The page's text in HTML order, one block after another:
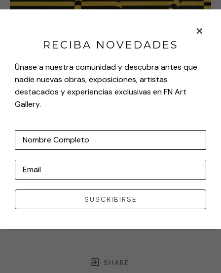
SHARE
RECIBA NOVEDADES
Únase a nuestra comunidad y descubra antes que
nadie nuevas obras, exposiciones, artistas
destacados y experiencias exclusivas en FN Art
Gallery.
Nombre Completo
Email
SUSCRIBIRSE